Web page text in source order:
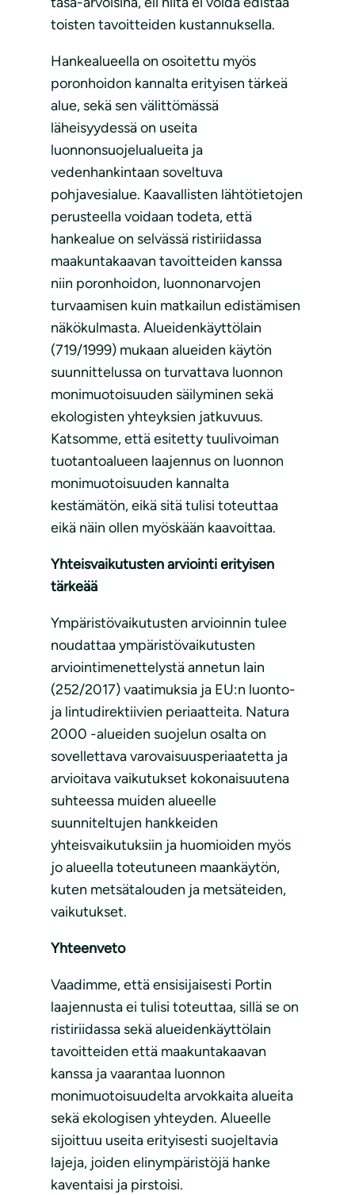
toisten tavoitteiden kustannuksella.
Hankealueella on osoitettu myös
poronhoidon kannalta erityisen tärkeä
alue, sekä sen välittömässä
läheisyydessä on useita
luonnonsuojelualueita ja
vedenhankintaan soveltuva
pohjavesialue. Kaavallisten lähtötietojen
perusteella voidaan todeta, että
hankealue on selvässä ristiriidassa
maakuntakaavan tavoitteiden kanssa
niin poronhoidon, luonnonarvojen
turvaamisen kuin matkailun edistämisen
näkökulmasta. Alueidenkäyttölain
(719/1999) mukaan alueiden käytön
suunnittelussa on turvattava luonnon
monimuotoisuuden säilyminen sekä
ekologisten yhteyksien jatkuvuus.
Katsomme, että esitetty tuulivoiman
tuotantoalueen laajennus on luonnon
monimuotoisuuden kannalta
kestämätön, eikä sitä tulisi toteuttaa
eikä näin ollen myöskään kaavoittaa.
Yhteisvaikutusten arviointi erityisen
tärkeää
Ympäristövaikutusten arvioinnin tulee
noudattaa ympäristövaikutusten
arviointimenettelystä annetun lain
(252/2017) vaatimuksia ja EU:n luonto-
ja lintudirektiivien periaatteita. Natura
2000 -alueiden suojelun osalta on
sovellettava varovaisuusperiaatetta ja
arvioitava vaikutukset kokonaisuutena
suhteessa muiden alueelle
suunniteltujen hankkeiden
yhteisvaikutuksiin ja huomioiden myös
jo alueella toteutuneen maankäytön,
kuten metsätalouden ja metsäteiden,
vaikutukset.
Yhteenveto
Vaadimme, että ensisijaisesti Portin
laajennusta ei tulisi toteuttaa, sillä se on
ristiriidassa sekä alueidenkäyttölain
tavoitteiden että maakuntakaavan
kanssa ja vaarantaa luonnon
monimuotoisuudelta arvokkaita alueita
sekä ekologisen yhteyden. Alueelle
sijoittuu useita erityisesti suojeltavia
lajeja, joiden elinympäristöjä hanke
kaventaisi ja pirstoisi.